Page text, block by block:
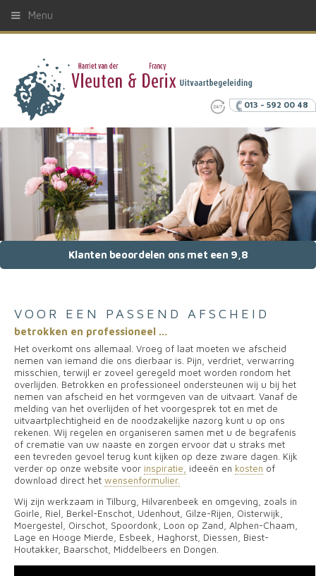
013 - 592 00 48
Klanten beoordelen ons met een 9,8
VOOR EEN PASSEND AFSCHEID
betrokken en professioneel ...
Het overkomt ons allemaal. Vroeg of laat moeten we afscheid
nemen van iemand die ons dierbaar is. Pijn, verdriet, verwarring
misschien, terwijl er zoveel geregeld moet worden rondom het
overlijden. Betrokken en professioneel ondersteunen wij u bij het
nemen van afscheid en het vormgeven van de uitvaart. Vanaf de
melding van het overlijden of het voorgesprek tot en met de
uitvaartplechtigheid en de noodzakelijke nazorg kunt u op ons
rekenen. Wij regelen en organiseren samen met u de begrafenis
of crematie van uw naaste en zorgen ervoor dat u straks met
een tevreden gevoel terug kunt kijken op deze zware dagen. Kijk
verder op onze website voor inspiratie, ideeën en kosten of
download direct het wensenformulier.
Wij zijn werkzaam in Tilburg, Hilvarenbeek en omgeving, zoals in
Goirle, Riel, Berkel-Enschot, Udenhout, Gilze-Rijen, Oisterwijk,
Moergestel, Oirschot, Spoordonk, Loon op Zand, Alphen-Chaam,
Lage en Hooge Mierde, Esbeek, Haghorst, Diessen, Biest-
Houtakker, Baarschot, Middelbeers en Dongen.
Menu